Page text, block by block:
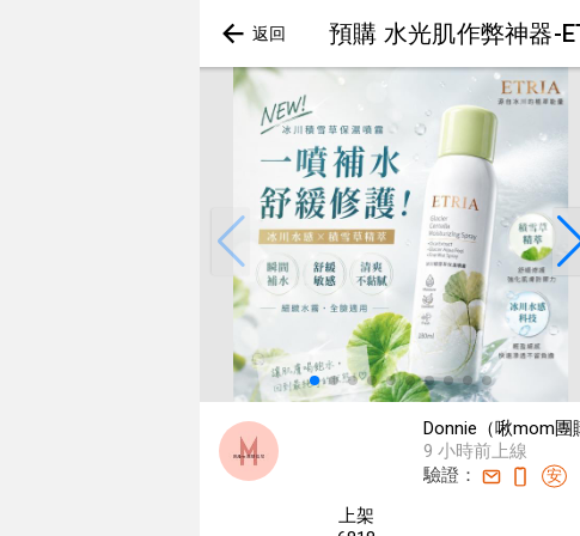
預購 水光肌作弊神器-
Donnie（啾mom團
9 小時前上線
驗證：
安
上架